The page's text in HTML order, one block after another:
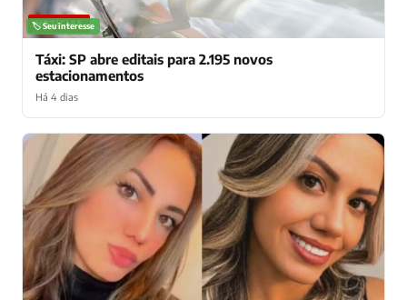
NOTÍCIAS
🏷️ Seu interesse
Táxi: SP abre editais para 2.195 novos
estacionamentos
Há 4 dias